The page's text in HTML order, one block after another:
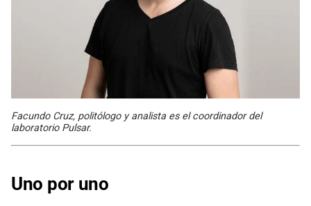
Facundo Cruz, politólogo y analista es el coordinador del
laboratorio Pulsar.
Uno por uno